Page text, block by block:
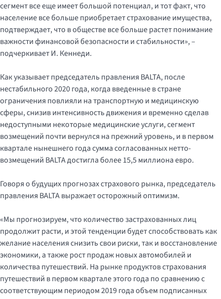
сегмент все еще имеет большой потенциал, и тот факт, что
население все больше приобретает страхование имущества,
подтверждает, что в обществе все больше растет понимание
важности финансовой безопасности и стабильности», –
подчеркивает И. Кеннеди.
Как указывает председатель правления BALTA, после
нестабильного 2020 года, когда введенные в стране
ограничения повлияли на транспортную и медицинскую
сферы, снизив интенсивность движения и временно сделав
недоступными некоторые медицинские услуги, сегмент
возмещений почти вернулся на прежний уровень, и в первом
квартале нынешнего года сумма согласованных нетто-
возмещений BALTA достигла более 15,5 миллиона евро.
Говоря о будущих прогнозах страхового рынка, председатель
правления BALTA выражает осторожный оптимизм.
«Мы прогнозируем, что количество застрахованных лиц
продолжит расти, и этой тенденции будет способствовать как
желание населения снизить свои риски, так и восстановление
экономики, а также рост продаж новых автомобилей и
количества путешествий. На рынке продуктов страхования
путешествий в первом квартале этого года по сравнению с
соответствующим периодом 2019 года объем подписанных